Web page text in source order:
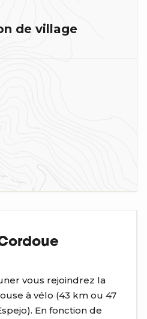
de village
vous rejoindrez la
à vélo (43 km ou 47
En fonction de